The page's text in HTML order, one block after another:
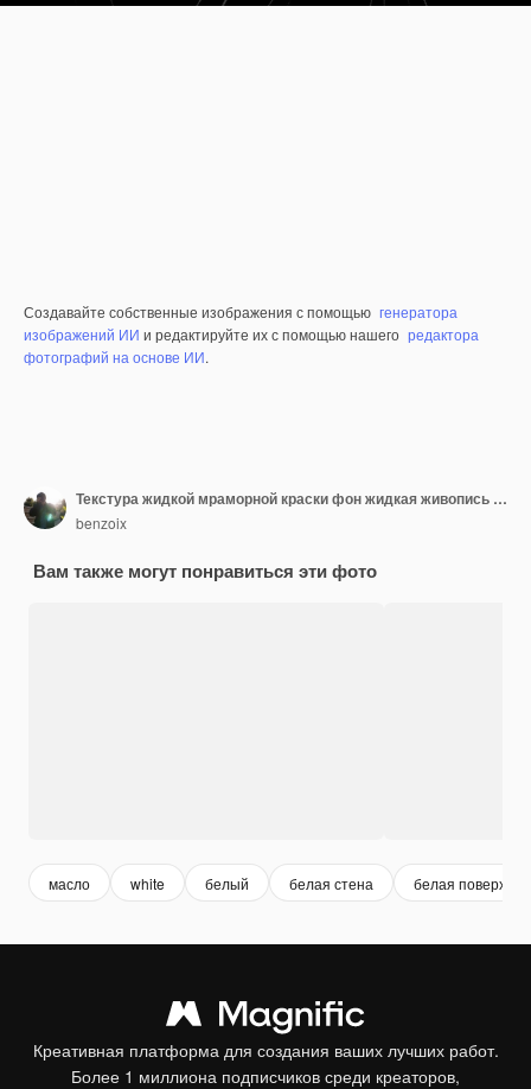
Создавайте собственные изображения с помощью генератора
изображений ИИ и редактируйте их с помощью нашего редактора
фотографий на основе ИИ.
Текстура жидкой мраморной краски фон жидкая живопись абстрактная текстура интенсивная цветовая смесь обои
benzoix
Вам также могут понравиться эти фото
масло white белый белая стена белая
Креативная платформа для создания ваших лучших работ.
Более 1 миллиона подписчиков среди креаторов,